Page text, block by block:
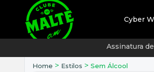
Cyber
Assinatura
Home > Estilos > Sem Álcool